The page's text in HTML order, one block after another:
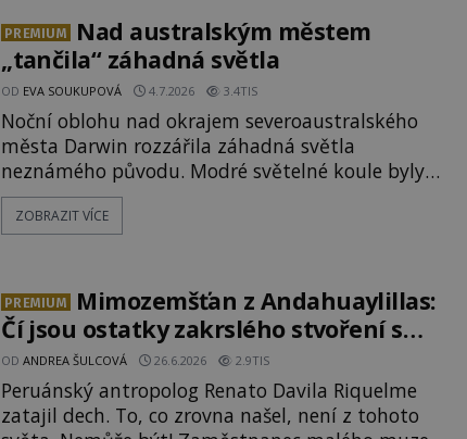
2023 vydává
PREMIUM
Nad australským městem
„tančila“ záhadná světla
OD EVA SOUKUPOVÁ 4.7.2026 3.4TIS
Noční oblohu nad okrajem severoaustralského
města Darwin rozzářila záhadná světla
neznámého původu. Modré světelné koule byly
viditelné nejméně dvacet minut, během nichž se
opakovaně objevovaly a zase mizely. Svědek,
Záhadný záznam okamžitě rozpoutal deb
ZOBRAZIT VÍCE
PREMIUM
Mimozemšťan z Andahuaylillas:
Čí jsou ostatky zakrslého stvoření s
ohromnou lebkou?
ODANDREA ŠULCOVÁ 26.6.2026 2.9TIS
Peruánský antropolog Renato Davila Riquelme
zatajil dech. To, co zrovna našel, není z tohoto